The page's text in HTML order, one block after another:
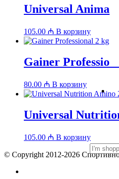
Universal Animal
105.00 ₼ В корзину
Gainer
80.00 ₼ В корзину
Universal
105.00 ₼ В корзину
© Copyright 2012-2026